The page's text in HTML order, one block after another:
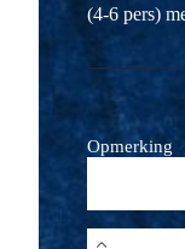
(4-6 pers)
Opmerking
bavarois